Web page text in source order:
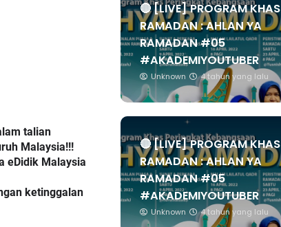
talian
Malaysia!!!
eDidik Malaysia
ketinggalan
🔴 [LIVE] PROGRAM KHAS
RAMADAN : AHLAN YA
RAMADAN #05
#AKADEMIYOUTUBER
Unknown 4 tahun yang lalu
🔴 [LIVE] PROGRAM KHAS
RAMADAN : AHLAN YA
RAMADAN #05
#AKADEMIYOUTUBER
Unknown 4 tahun yang lalu